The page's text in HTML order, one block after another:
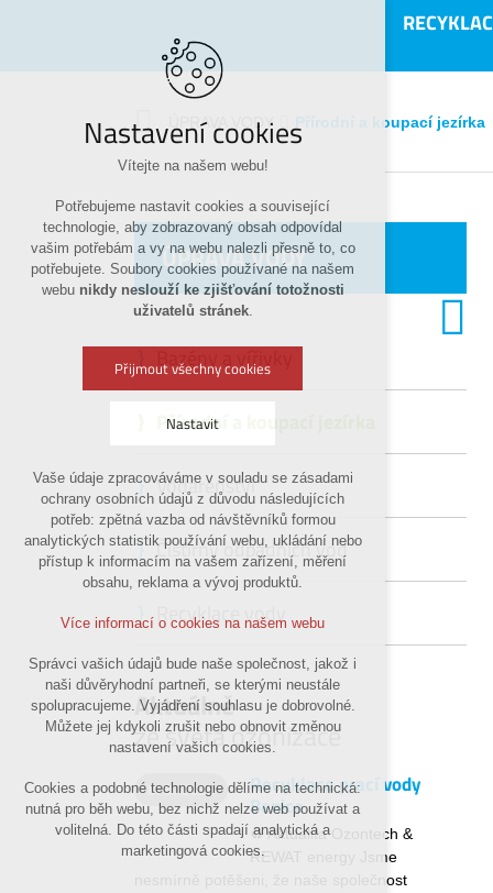
ÚPRAVA VODY Přírodní a koupací jezírka
ÚPRAVA VODY
Bazény a vířivky
Přírodní a koupací jezírka
Vodárenství
Čistírny odpadních vod
Recyklace vody
Aktuálně
ze světa ozonizace
8. 9. 2025 Recyklace prací vody
Benice
♻️ Aktualita Ozontech &
REWAT energy Jsme
nesmírně potěšeni, že naše společnost
Nastavení cookies
Vítejte na našem webu!
Potřebujeme nastavit cookies a související
technologie, aby zobrazovaný obsah odpovídal
vašim potřebám a vy na webu nalezli přesně to, co
potřebujete. Soubory cookies používané na našem
webu nikdy neslouží ke zjišťování totožnosti
uživatelů stránek.
Přijmout všechny cookies
Nastavit
Technická cookies
nutná pro provozování webu
udržení kontextu stránek (session): případná
přihlášení, volby jazyka, apod.
Volitelná cookies
analytická pro anonymizované vyhodnocení
marketingová cookies (Google)
Více informací o cookies na našem webu
Odmítnout vše
Vaše údaje zpracováváme v souladu se zásadami
ochrany osobních údajů z důvodu následujících
potřeb: zpětná vazba od návštěvníků formou
analytických statistik používání webu, ukládání nebo
přístup k informacím na vašem zařízení, měření
obsahu, reklama a vývoj produktů.
Více informací o cookies na našem webu
Správci vašich údajů bude naše společnost, jakož i
naši důvěryhodní partneři, se kterými neustále
spolupracujeme. Vyjádření souhlasu je dobrovolné.
Můžete jej kdykoli zrušit nebo obnovit změnou
nastavení vašich cookies.
Cookies a podobné technologie dělíme na technická:
nutná pro běh webu, bez nichž nelze web používat a
volitelná. Do této části spadají analytická a
marketingová cookies.